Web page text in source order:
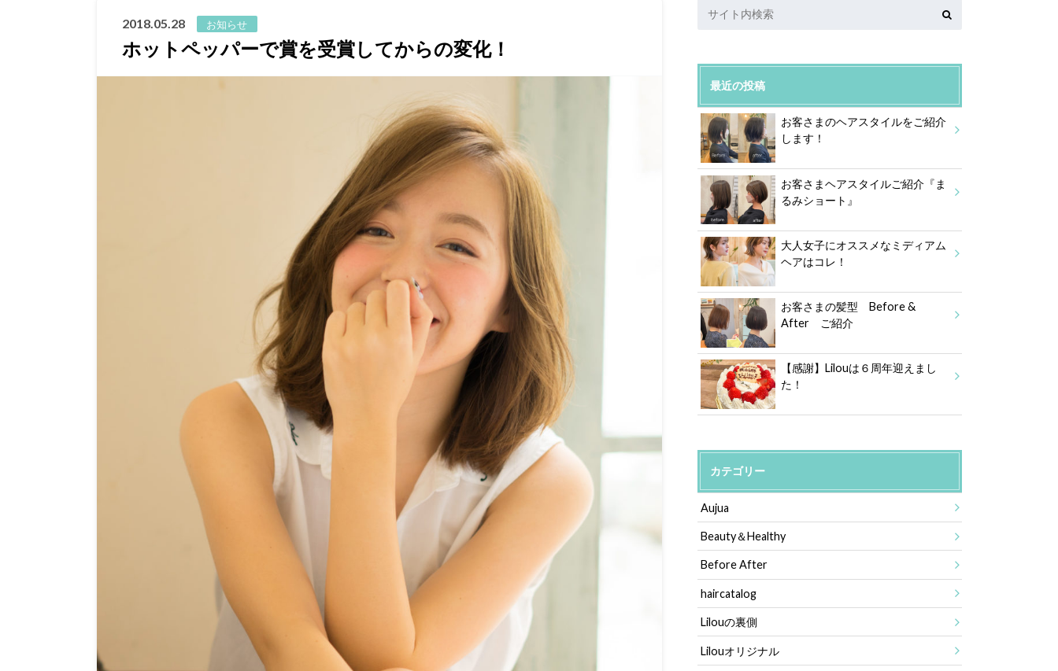
2018.05.28 お知らせ
ホットペッパーで賞を受賞してからの変化！
最近の投稿
お客さまのヘアスタイルをご紹介
します！
お客さまヘアスタイルご紹介『ま
るみショート』
大人女子にオススメなミディアム
ヘアはコレ！
お客さまの髪型 Before &
After ご紹介
【感謝】Lilouは６周年迎えまし
た！
カテゴリー
Aujua
Beauty＆Healthy
Before After
haircatalog
Lilouの裏側
Lilouオリジナル